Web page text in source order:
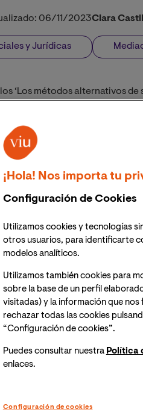
06/11/2023Clara
y Jurídicas
‘Los métodos alternativos
a la Justicia’ contó con la
Sociales y Jurídica de
también autoridades locales
de Pichincha, Santiago
del mismo organismo,
los estrechos lazos de
ecuatorianos y la Universidad
¡Hola! Nos importa tu
Configuración de Cookies
Utilizamos cookies y tecnologías
otros usuarios, para identificarte
modelos analíticos.
Utilizamos también cookies para
sobre la base de un perfil
visitadas) y la información que
rechazar todas las cookies
“Configuración de cookies”.
Puedes consultar nuestra Política
enlaces.
Configuración de cookies